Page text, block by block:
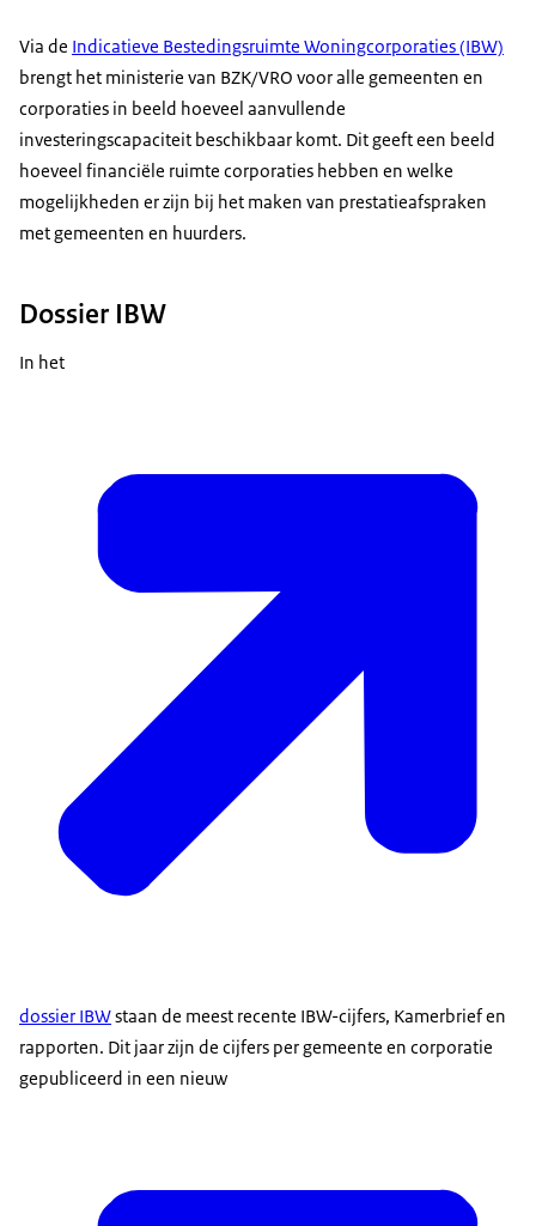
Via de Indicatieve Bestedingsruimte Woningcorporaties (IBW)
brengt het ministerie van BZK/VRO voor alle gemeenten en
corporaties in beeld hoeveel aanvullende
investeringscapaciteit beschikbaar komt. Dit geeft een beeld
hoeveel financiële ruimte corporaties hebben en welke
mogelijkheden er zijn bij het maken van prestatieafspraken
met gemeenten en huurders.
Dossier IBW
In het
dossier IBWstaan de meest recente IBW-cijfers, Kamerbrief en
rapporten. Dit jaar zijn de cijfers per gemeente en corporatie
gepubliceerd in een nieuw